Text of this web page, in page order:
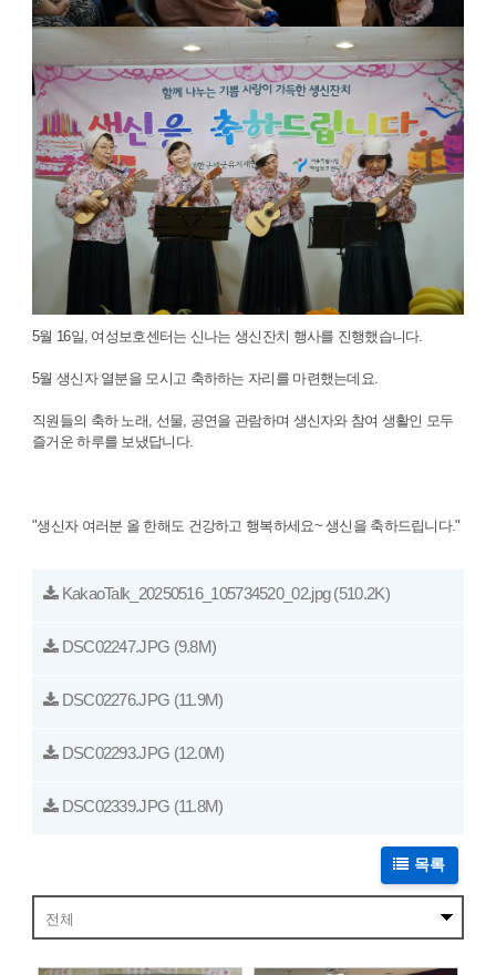
5월 16일, 여성보호센터는 신나는 생신잔치 행사를 진행했습니다.
5월 생신자 열분을 모시고 축하하는 자리를 마련했는데요.
직원들의 축하 노래, 선물, 공연을 관람하며 생신자와 참여 생활인 모두
즐거운 하루를 보냈답니다.
"생신자 여러분 올 한해도 건강하고 행복하세요~ 생신을 축하드립니다."
KakaoTalk_20250516_105734520_02.jpg(510.2K)
DSC02247.JPG (9.8M)
DSC02276.JPG (11.9M)
DSC02293.JPG (12.0M)
DSC02339.JPG (11.8M)
목록